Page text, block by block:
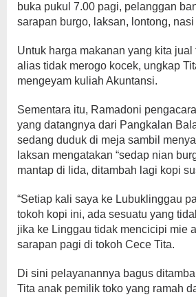
buka pukul 7.00 pagi, pelanggan
sarapan burgo, laksan, lontong,
Untuk harga makanan yang kita jual
alias tidak merogo kocek, ungkap
mengeyam kuliah Akuntansi.
Sementara itu, Ramadoni
yang datangnya dari Pangkalan
sedang duduk di meja sambil
laksan mengatakan “sedap nian
mantap di lida, ditambah lagi kopi
“Setiap kali saya ke Lubuklinggau
tokoh kopi ini, ada sesuatu yang
jika ke Linggau tidak mencicipi mie
sarapan pagi di tokoh Cece Tita.
Di sini pelayanannya bagus
Tita anak pemilik toko yang ramah